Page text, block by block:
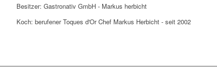
Besitzer: Gastronativ GmbH - Markus herbicht
Koch: berufener Toques d'Or Chef Markus Herbicht - seit 2002